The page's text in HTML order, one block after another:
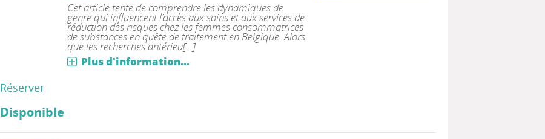
Cet article tente de comprendre les dynamiques de
genre qui influencent l’accès aux soins et aux services de
réduction des risques chez les femmes consommatrices
de substances en quête de traitement en Belgique. Alors
que les recherches antérieu[...]
Plus d'information...
Réserver
Disponible